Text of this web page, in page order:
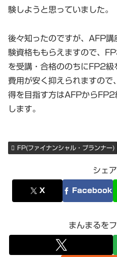
験しようと思っていました。
後々知ったのですが、AFP
験資格ももらえますので、
を受講・合格ののちにFP2級
費用が安く抑えられますので
得を目指す方はAFPからFP2
します。
FP(ファイナンシャル・プランナー)
シェ
X Facebook
まんまるを